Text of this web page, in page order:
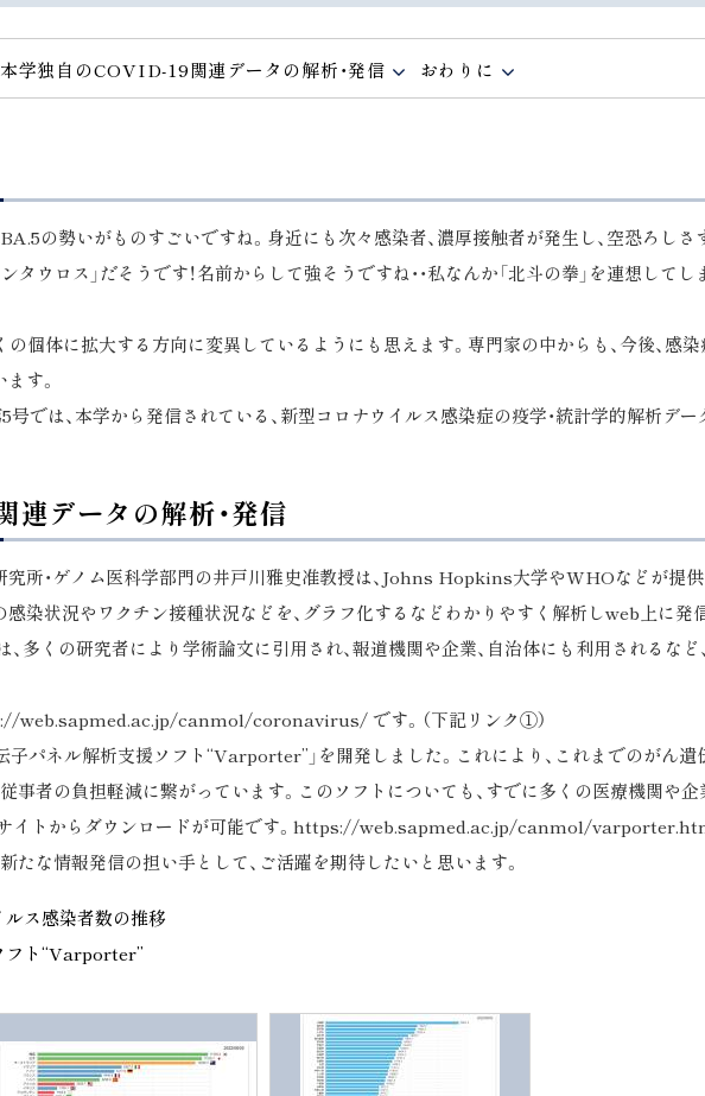
学独自のCOVID-19関連データの解析・発信 おわりに
の勢いがものすごいですね。身近にも次々感染者、濃厚接触者が発生し、空恐ろしさ
タウロス」だそうです！名前からして強そうですね・・私なんか「北斗の拳」を連想して
の個体に拡大する方向に変異しているようにも思えます。専門家の中からも、今後、感
す。
5号では、本学から発信されている、新型コロナウイルス感染症の疫学・統計学的解析デ
データの解析・発信
所・ゲノム医科学部門の井戸川雅史准教授は、Johns Hopkins大学やWHOなどが提供
染状況やワクチン接種状況などを、グラフ化するなどわかりやすく解析しweb上に発信
多くの研究者により学術論文に引用され、報道機関や企業、自治体にも利用されるな
web.sapmed.ac.jp/canmol/coronavirus/ です。（下記リンク①）
伝子パネル解析支援ソフト“Varporter”」を開発しました。これにより、これまでのがん
事者の負担軽減に繋がっています。このソフトについても、すでに多くの医療機関や
サイトからダウンロードが可能です。https://web.sapmed.ac.jp/canmol/
たな情報発信の担い手として、ご活躍を期待したいと思います。
ス感染者数の推移
フト“Varporter”